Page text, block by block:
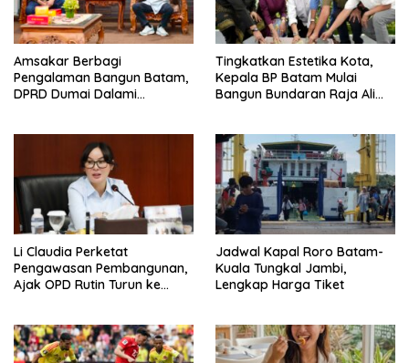
Amsakar Berbagi
Pengalaman Bangun Batam,
DPRD Dumai Dalami
Tingkatkan Estetika Kota,
Kepala BP Batam Mulai
Bangun Bundaran Raja Ali
Li Claudia Perketat
Pengawasan Pembangunan,
Ajak OPD Rutin Turun ke
Jadwal Kapal Roro Batam-
Kuala Tungkal Jambi,
Lengkap Harga Tiket